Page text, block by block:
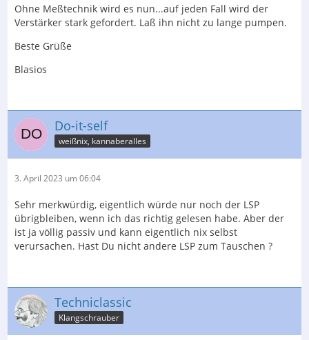
Ohne Meßtechnik wird es nun...auf jeden Fall wird der
Verstärker stark gefordert. Laß ihn nicht zu lange pumpen.
Beste Grüße
Blasios
Do-it-self
weißnix, kannaberalles
3. April 2023 um 06:04
Sehr merkwürdig, eigentlich würde nur noch der LSP
übrigbleiben, wenn ich das richtig gelesen habe. Aber der
ist ja völlig passiv und kann eigentlich nix selbst
verursachen. Hast Du nicht andere LSP zum Tauschen ?
Techniclassic
Klangschrauber